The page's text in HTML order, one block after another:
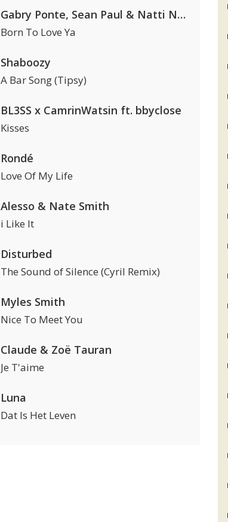
Gabry Ponte, Sean Paul & Natti Natasha
Born To Love Ya
Shaboozy
A Bar Song (Tipsy)
BL3SS x CamrinWatsin ft. bbyclose
Kisses
Rondé
Love Of My Life
Alesso & Nate Smith
i Like It
Disturbed
The Sound of Silence (Cyril Remix)
Myles Smith
Nice To Meet You
Claude & Zoë Tauran
Je T'aime
Luna
Dat Is Het Leven